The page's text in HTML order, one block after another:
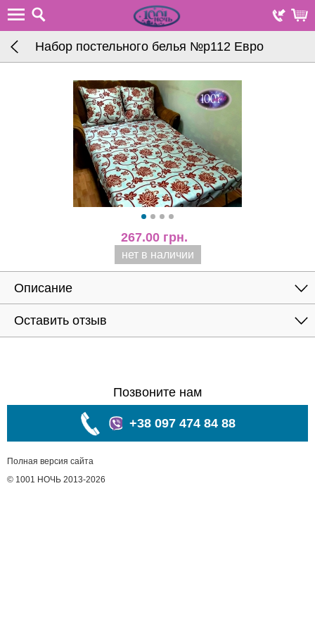
Набор постельного белья №р112 Евро
267.00 грн.
нет в наличии
Описание
Оставить отзыв
Позвоните нам
+38 097 474 84 88
Полная версия сайта
© 1001 НОЧЬ 2013-2026